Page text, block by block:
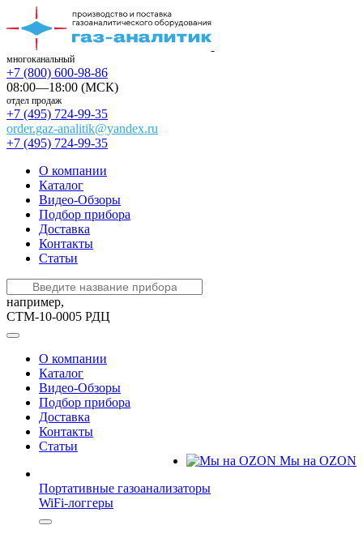
многоканальный
+7 (800) 600-98-86
08:00—18:00 (МСК)
отдел продаж
+7 (495) 724-99-35
order.gaz-analitik@yandex.ru
+7 (495) 724-99-35
О компании
Каталог
Видео-Обзоры
Подбор прибора
Доставка
Контакты
Статьи
например,
СТМ-10-0005 РДЦ
О компании
Каталог
Видео-Обзоры
Подбор прибора
Доставка
Контакты
Статьи
Мы на OZON
Портативные газоанализаторы
WiFi-логгеры